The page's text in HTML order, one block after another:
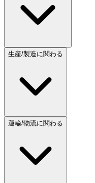
生産/製造に関わる
運輸/物流に関わる